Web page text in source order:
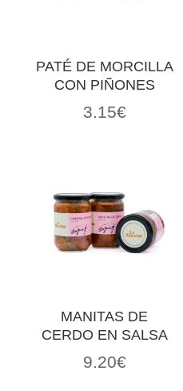
PATÉ DE MORCILLA
CON PIÑONES
3.15€
MANITAS DE
CERDO EN SALSA
9.20€